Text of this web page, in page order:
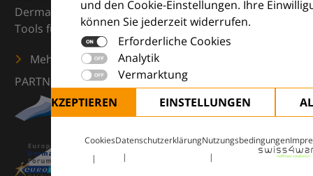
und den Cookie-Einstellungen. Ihre
können Sie jederzeit widerrufen.
Erforderliche Cookies
Analytik
Vermarktung
ALLE AKZEPTIEREN
EINSTELLUNGEN
CookiesDatenschutzerklärungNutzungsbedingungen
Dermatologie – mit Wissen, Bildern und praktischen
Tools für den klinischen Alltag.
Mehr erfahren
PARTNER